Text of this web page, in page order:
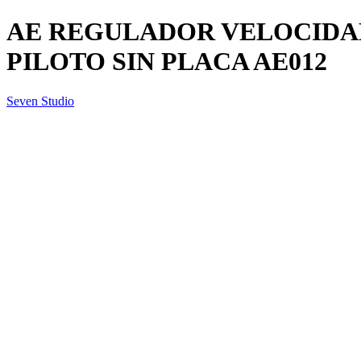
AE REGULADOR
PILOTO SIN PLACA AE012
Seven Studio